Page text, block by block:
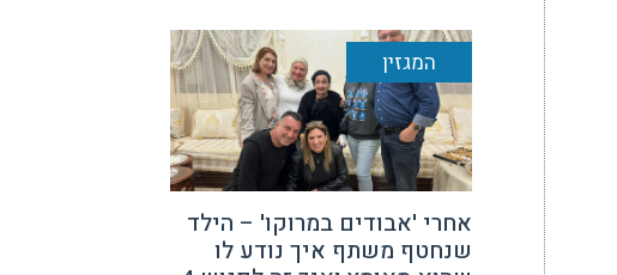
המגזין
אחרי 'אבודים במרוקו' – הילד
שנחטף משתף איך נודע לו